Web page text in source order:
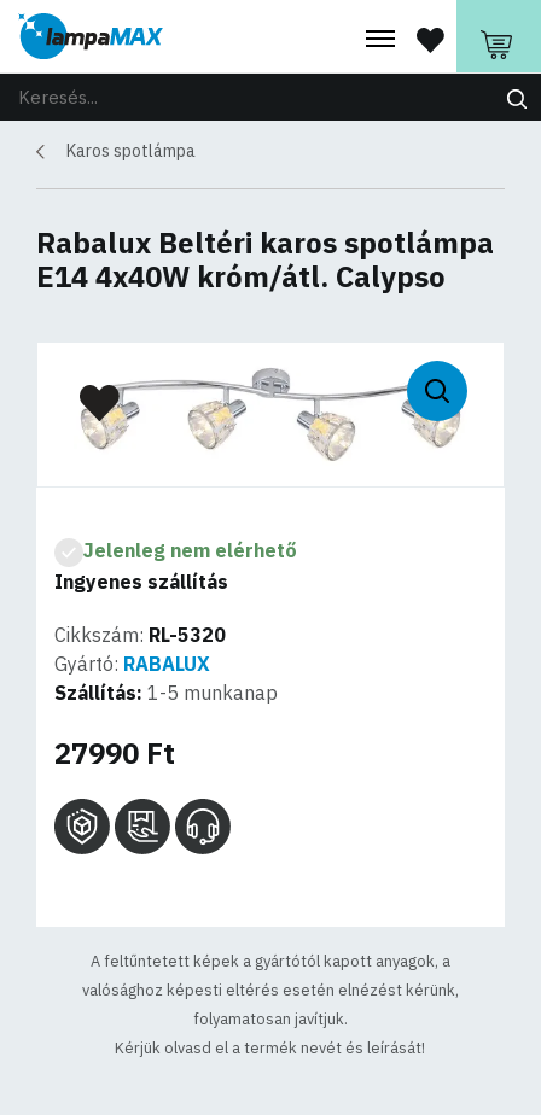
Karos spotlámpa
Rabalux Beltéri karos spotlámpa
E14 4x40W króm/átl. Calypso
Jelenleg nem elérhető
Ingyenes szállítás
Cikkszám: RL-5320
Gyártó: RABALUX
Szállítás: 1-5 munkanap
27990 Ft
A feltűntetett képek a gyártótól kapott anyagok, a
valósághoz képesti eltérés esetén elnézést kérünk,
folyamatosan javítjuk.
Kérjük olvasd el a termék nevét és leírását!